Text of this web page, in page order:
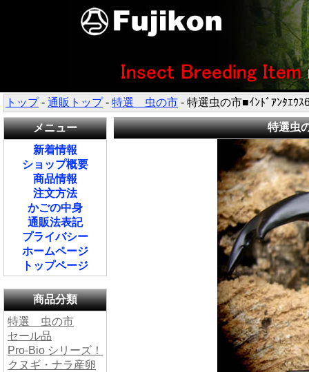
トップ- 通販トップ- 特選 虫の市 - 特選虫の市■ｲﾝﾄﾞｱﾝﾀｴｳ
メニュー
新着情報
ショップ概要
商品情報
注文方法
かごの中身
通販法表記
プライバシー
ホームページ
トップページ
商品分類
特選 虫の市
セール品
Pro-Bio シリーズ！
クヌギ・ナラ産卵
特選虫